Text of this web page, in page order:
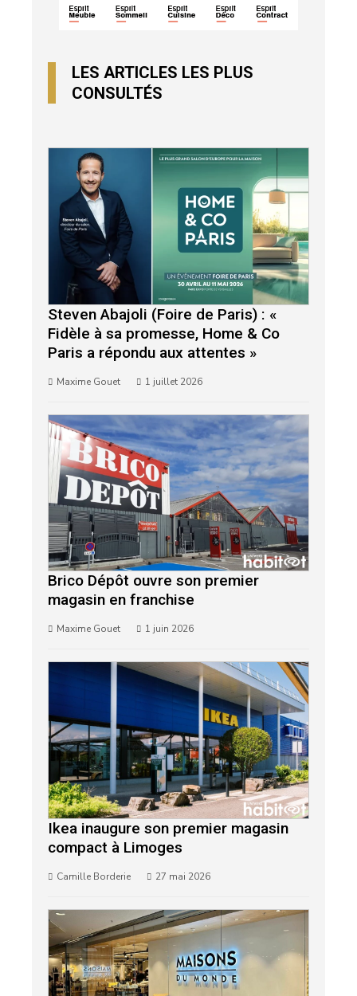
LES ARTICLES LES PLUS
CONSULTÉS
Steven Abajoli (Foire de Paris) : «
Fidèle à sa promesse, Home & Co
Paris a répondu aux attentes »
Maxime Gouet 1 juillet 2026
Brico Dépôt ouvre son premier
magasin en franchise
Maxime Gouet 1 juin 2026
Ikea inaugure son premier magasin
compact à Limoges
Camille Borderie 27 mai 2026